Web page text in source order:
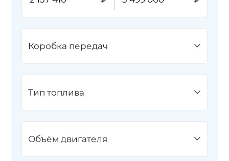
Коробка передач
Тип топлива
Объём двигателя